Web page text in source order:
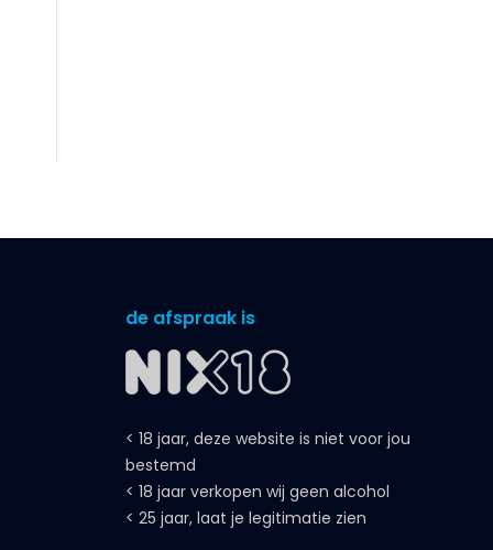
de afspraak is
< 18 jaar, deze website is niet voor jou
bestemd
< 18 jaar verkopen wij geen alcohol
< 25 jaar, laat je legitimatie zien